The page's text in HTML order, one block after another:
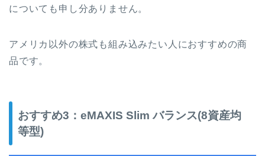
についても申し分ありません。
アメリカ以外の株式も組み込みたい人におすすめの商
品です。
おすすめ3：eMAXIS Slim バランス(8資産均
等型)